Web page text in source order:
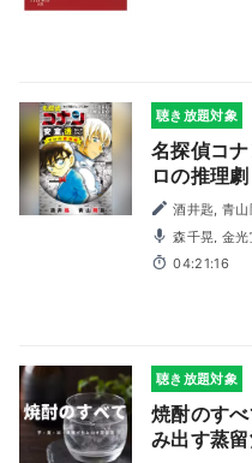
聴き放題対象
名探偵コ
ロの推理
酒井匙, 青山
森千晃, 金光
04:21:16
聴き放題対象
焼酎のす
み出す蒸